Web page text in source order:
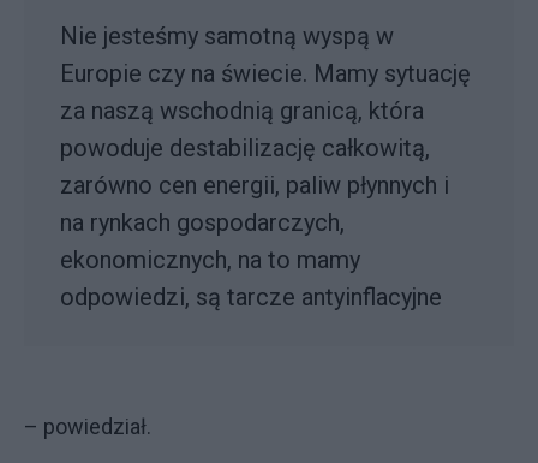
Nie jesteśmy samotną wyspą w
Europie czy na świecie. Mamy sytuację
za naszą wschodnią granicą, która
powoduje destabilizację całkowitą,
zarówno cen energii, paliw płynnych i
na rynkach gospodarczych,
ekonomicznych, na to mamy
odpowiedzi, są tarcze antyinflacyjne
– powiedział.